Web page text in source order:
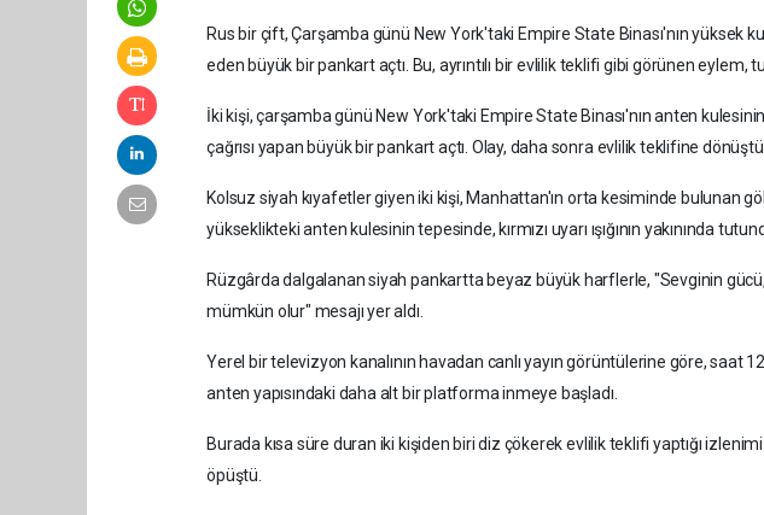
Rus bir çift, Çarşamba günü New York'taki Empire State Binası'nın yüksek
eden büyük bir pankart açtı. Bu, ayrıntılı bir evlilik teklifi gibi görünen eylem,
İki kişi, çarşamba günü New York'taki Empire State Binası'nın anten
çağrısı yapan büyük bir pankart açtı. Olay, daha sonra evlilik teklifine
Kolsuz siyah kıyafetler giyen iki kişi, Manhattan'ın orta kesiminde bulunan
yükseklikteki anten kulesinin tepesinde, kırmızı uyarı ışığının yakınında
Rüzgârda dalgalanan siyah pankartta beyaz büyük harflerle, "Sevginin
mümkün olur" mesajı yer aldı.
Yerel bir televizyon kanalının havadan canlı yayın görüntülerine göre, saat
anten yapısındaki daha alt bir platforma inmeye başladı.
Burada kısa süre duran iki kişiden biri diz çökerek evlilik teklifi yaptığı
öpüştü.